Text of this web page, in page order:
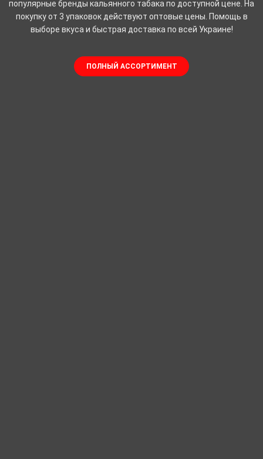
популярные бренды кальянного табака по доступной цене. На
покупку от 3 упаковок действуют оптовые цены. Помощь в
выборе вкуса и быстрая доставка по всей Украине!
ПОЛНЫЙ АССОРТИМЕНТ